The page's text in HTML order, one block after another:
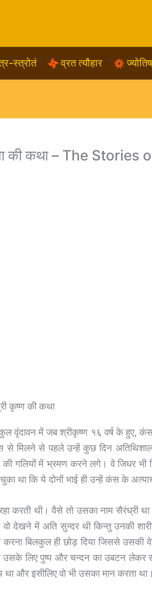
स्त्रोतं व्रत त्यौहार ज्योतिष
की कथा – The Stories
कृष्ण की कथा
वृंदावन में जब श्रीकृष्ण १६ वर्ष के हुए,
मिलने से पहले उन्हें कुछ दिन अतिथिशाला
की गलियों में भ्रमण करने लगे। वे जिधर
था कि ये दोनों भाई ही उन्हें कंस के
करती थी। वैसे तो उसका नाम सैरंध्री
वो देखने में अति सुन्दर थी किन्तु उनकी
बिलकुल ही छोड़ दिया जिससे उसकी
उसके लिए पुष्प और चन्दन का उबटन लेकर
और इसीलिए वो भी उसका मान करता था।